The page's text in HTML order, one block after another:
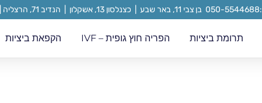
תרומת ביציות הפריה חוץ גופית – IVF הקפאת ביציות